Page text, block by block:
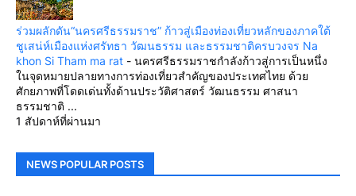
ร่วมผลักดัน“นครศรีธรรมราช” ก้าวสู่เมืองท่องเที่ยวหลักของภาคใต้
ชูเสน่ห์เมืองแห่งศรัทธา วัฒนธรรม และธรรมชาติครบวงจร Na
khon Si Tham ma rat - นครศรีธรรมราชกำลังก้าวสู่การเป็นหนึ่ง
ในจุดหมายปลายทางการท่องเที่ยวสำคัญของประเทศไทย ด้วย
ศักยภาพที่โดดเด่นทั้งด้านประวัติศาสตร์ วัฒนธรรม ศาสนา
ธรรมชาติ ...
1 สัปดาห์ที่ผ่านมา
NEWS POPULAR POSTS